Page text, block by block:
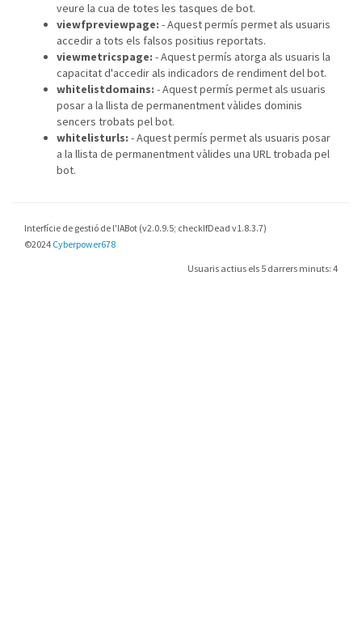
veure la cua de totes les tasques de bot.
viewfpreviewpage: - Aquest permís permet als usuaris
accedir a tots els falsos positius reportats.
viewmetricspage: - Aquest permís atorga als usuaris la
capacitat d'accedir als indicadors de rendiment del bot.
whitelistdomains: - Aquest permís permet als usuaris
posar a la llista de permanentment vàlides dominis
sencers trobats pel bot.
whitelisturls: - Aquest permís permet als usuaris posar
a la llista de permanentment vàlides una URL trobada pel
bot.
Interfície de gestió de l'IABot (v2.0.9.5; checkIfDead v1.8.3.7)
©2024 Cyberpower678
Usuaris actius els 5 darrers minuts: 4